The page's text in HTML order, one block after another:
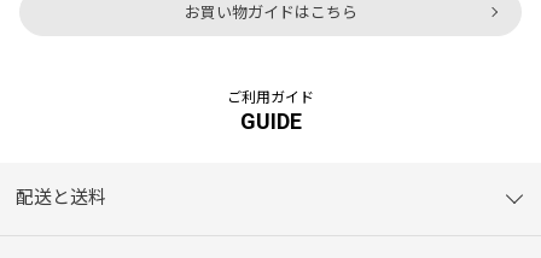
お買い物ガイドはこちら
ご利用ガイド
GUIDE
配送と送料